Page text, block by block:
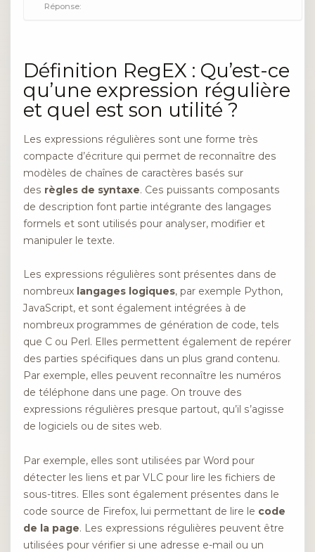
Réponse:
Définition RegEX : Qu’est-ce
qu’une expression régulière
et quel est son utilité ?
Les expressions régulières sont une forme très
compacte d’écriture qui permet de reconnaître des
modèles de chaînes de caractères basés sur
des règles de syntaxe. Ces puissants composants
de description font partie intégrante des langages
formels et sont utilisés pour analyser, modifier et
manipuler le texte.
Les expressions régulières sont présentes dans de
nombreux langages logiques, par exemple Python,
JavaScript, et sont également intégrées à de
nombreux programmes de génération de code, tels
que C ou Perl. Elles permettent également de repérer
des parties spécifiques dans un plus grand contenu.
Par exemple, elles peuvent reconnaître les numéros
de téléphone dans une page. On trouve des
expressions régulières presque partout, qu’il s’agisse
de logiciels ou de sites web.
Par exemple, elles sont utilisées par Word pour
détecter les liens et par VLC pour lire les fichiers de
sous-titres. Elles sont également présentes dans le
code source de Firefox, lui permettant de lire le code
de la page. Les expressions régulières peuvent être
utilisées pour vérifier si une adresse e-mail ou un